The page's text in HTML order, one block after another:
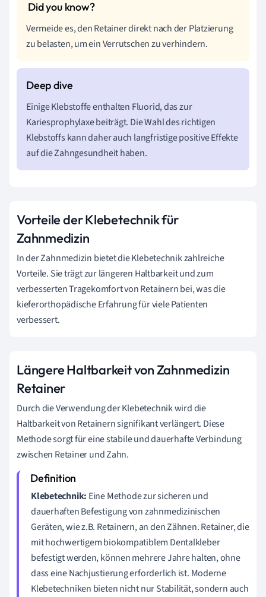
Vermeide es, den Retainer direkt nach der Platzierung
zu belasten, um ein Verrutschen zu verhindern.
Einige Klebstoffe enthalten Fluorid, das zur
Kariesprophylaxe beiträgt. Die Wahl des richtigen
Klebstoffs kann daher auch langfristige positive Effekte
auf die Zahngesundheit haben.
Vorteile der Klebetechnik für
Zahnmedizin
In der Zahnmedizin bietet die Klebetechnik zahlreiche
Vorteile. Sie trägt zur längeren Haltbarkeit und zum
verbesserten Tragekomfort von Retainern bei, was die
kieferorthopädische Erfahrung für viele Patienten
verbessert.
Längere Haltbarkeit von Zahnmedizin
Retainer
Durch die Verwendung der Klebetechnik wird die
Haltbarkeit von Retainern signifikant verlängert. Diese
Methode sorgt für eine stabile und dauerhafte Verbindung
zwischen Retainer und Zahn.
Klebetechnik: Eine Methode zur sicheren und
dauerhaften Befestigung von zahnmedizinischen
Geräten, wie z.B. Retainern, an den Zähnen. Retainer, die
mit hochwertigem biokompatiblem Dentalkleber
befestigt werden, können mehrere Jahre halten, ohne
dass eine Nachjustierung erforderlich ist. Moderne
Klebetechniken bieten nicht nur Stabilität, sondern auch